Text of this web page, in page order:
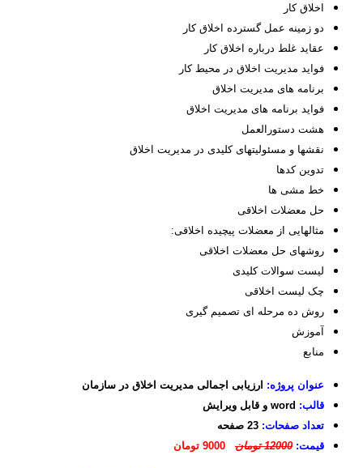
اخلاق کار
دو زمینه عمل گسترده اخلاق کار
عقاید غلط درباره اخلاق کار
فواید مدیریت اخلاق در محیط کار
برنامه های مدیریت اخلاق
فواید برنامه های مدیریت اخلاق
هشت دستورالعمل
نقشها و مسئولیتهای کلیدی در مدیریت اخلاق
تدوین کدها
خط مشی ها
حل معضلات اخلاقی
مثالهایی از معضلات پیچیده اخلاقی:
روشهای حل معضلات اخلاقی
لیست سوالات کلیدی
چک لیست اخلاقی
روش ده مرحله ای تصمیم گیری
آموزش
منابع
عنوان پروژه: ارزیابی اجمالی مدیریت اخلاق در سازمان
قالب:
تعداد صفحات:
قیمت: 12000 تومان